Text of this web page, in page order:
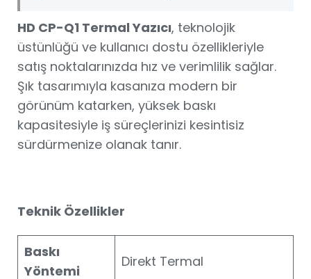
HD CP-Q1 Termal Yazıcı, teknolojik
üstünlüğü ve kullanıcı dostu özellikleriyle
satış noktalarınızda hız ve verimlilik sağlar.
Şık tasarımıyla kasanıza modern bir
görünüm katarken, yüksek baskı
kapasitesiyle iş süreçlerinizi kesintisiz
sürdürmenize olanak tanır.
Teknik Özellikler
Baskı
Yöntemi
Direkt Termal